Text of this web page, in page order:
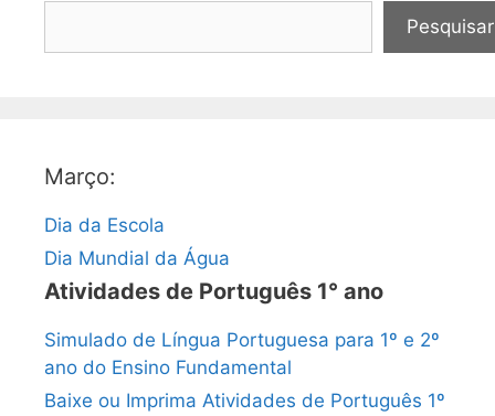
Pesquisar
Março:
Dia da Escola
Dia Mundial da Água
Atividades de Português 1° ano
Simulado de Língua Portuguesa para 1º e 2º
ano do Ensino Fundamental
Baixe ou Imprima Atividades de Português 1º